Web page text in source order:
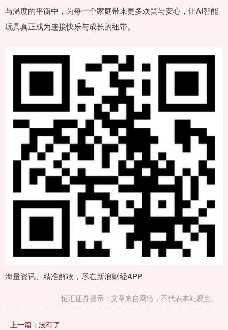
与温度的平衡中，为每一个家庭带来更多欢笑与安心，让AI智能
玩具真正成为连接快乐与成长的纽带。
海量资讯、精准解读，尽在新浪财经APP
恒汇证券提示：文章来自网络，不代表本站观点。
上一篇：没有了